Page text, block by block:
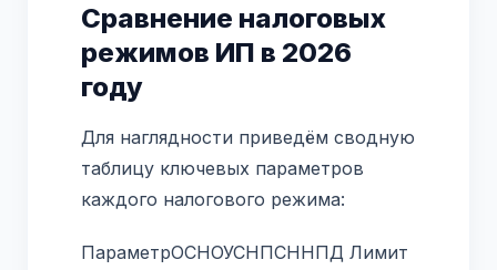
Сравнение налоговых
режимов ИП в 2026
году
Для наглядности приведём сводную
таблицу ключевых параметров
каждого налогового режима:
ПараметрОСНОУСНПСННПД Лимит